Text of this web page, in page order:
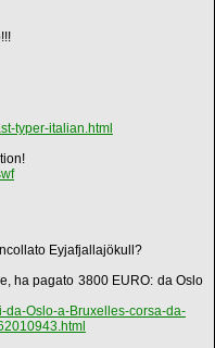
typer-italian.html
Eyjafjallajökull?
ha pagato 3800 EURO: da Oslo
da-Oslo-a-Bruxelles-corsa-da-